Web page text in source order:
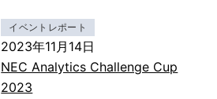
イベントレポート
2023年11月14日
NEC Analytics Challenge Cup
2023